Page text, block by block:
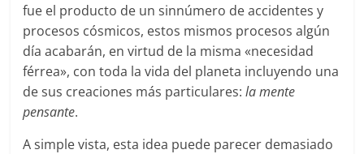
fue el producto de un sinnúmero de accidentes y
procesos cósmicos, estos mismos procesos algún
día acabarán, en virtud de la misma «necesidad
férrea», con toda la vida del planeta incluyendo una
de sus creaciones más particulares:la mente
pensante.
A simple vista, esta idea puede parecer demasiado